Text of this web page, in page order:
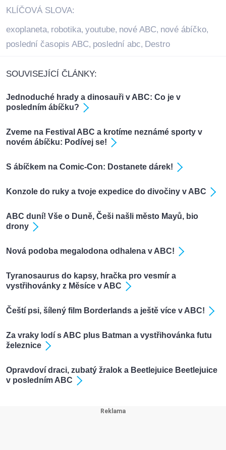
KLÍČOVÁ SLOVA:
exoplaneta, robotika, youtube, nové ABC, nové ábíčko,
poslední časopis ABC, poslední abc, Destro
SOUVISEJÍCÍ ČLÁNKY:
Jednoduché hrady a dinosauři v ABC: Co je v
posledním ábíčku?
Zveme na Festival ABC a krotíme neznámé sporty v
novém ábíčku: Podívej se!
S ábíčkem na Comic-Con: Dostanete dárek!
Konzole do ruky a tvoje expedice do divočiny v ABC
ABC duní! Vše o Duně, Češi našli město Mayů, bio
drony
Nová podoba megalodona odhalena v ABC!
Tyranosaurus do kapsy, hračka pro vesmír a
vystřihovánky z Měsíce v ABC
Čeští psi, šílený film Borderlands a ještě více v ABC!
Za vraky lodí s ABC plus Batman a vystřihovánka futu
železnice
Opravdoví draci, zubatý žralok a Beetlejuice Beetlejuice
v posledním ABC